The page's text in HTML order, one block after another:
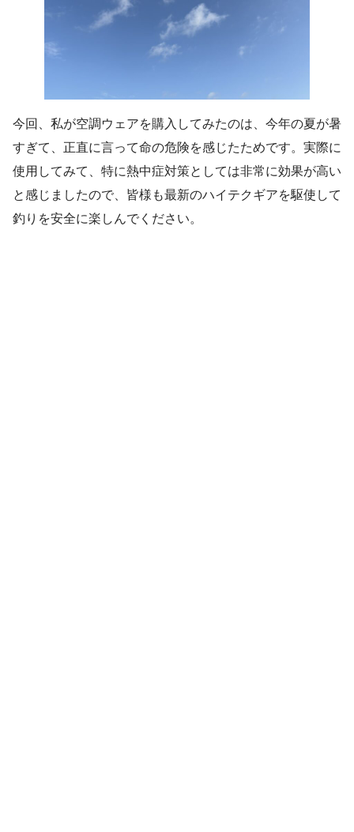
今回、私が空調ウェアを購入してみたのは、今年の夏が暑
すぎて、正直に言って命の危険を感じたためです。実際に
使用してみて、特に熱中症対策としては非常に効果が高い
と感じましたので、皆様も最新のハイテクギアを駆使して
釣りを安全に楽しんでください。